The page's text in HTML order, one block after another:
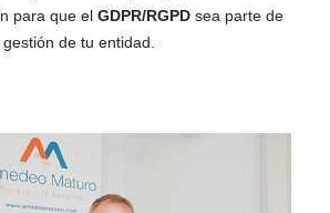
para que el GDPR/RGPD sea parte de
gestión de tu entidad.